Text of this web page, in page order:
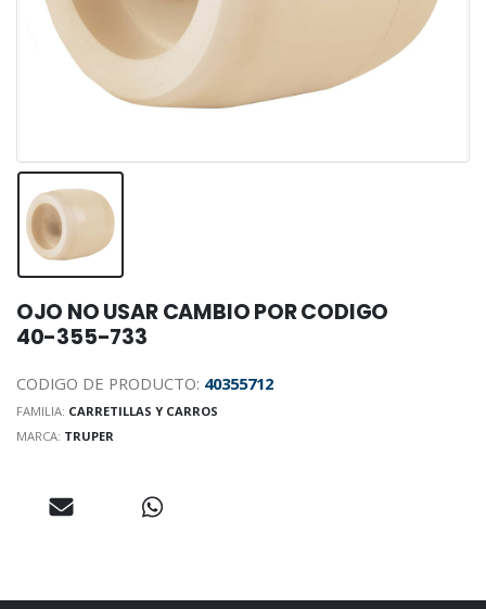
OJO NO USAR CAMBIO POR CODIGO
40-355-733
CODIGO DE PRODUCTO: 40355712
FAMILIA: CARRETILLAS Y CARROS
MARCA: TRUPER